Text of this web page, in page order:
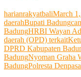
harianrakyatbaliMarch
daerahBupati Badung
BadungHRBI Wayan
daerah (OPD) terkait
DPRD Kabupaten
BadungNyoman Graha
BadungPolresta